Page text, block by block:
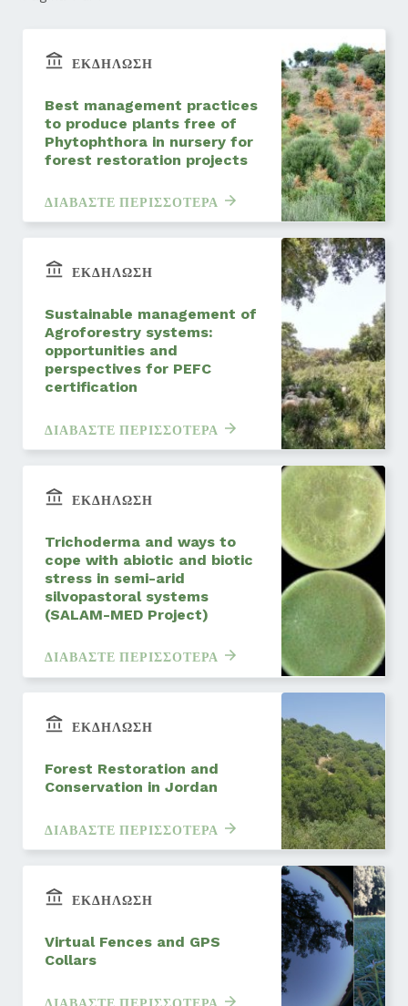
ΕΚΔΉΛΩΣΗ
Best management practices
to produce plants free of
Phytophthora in nursery for
forest restoration projects
ΔΙΑΒΆΣΤΕ ΠΕΡΙΣΣΌΤΕΡΑ
ΕΚΔΉΛΩΣΗ
Sustainable management of
Agroforestry systems:
opportunities and
perspectives for PEFC
certification
ΔΙΑΒΆΣΤΕ ΠΕΡΙΣΣΌΤΕΡΑ
ΕΚΔΉΛΩΣΗ
Trichoderma and ways to
cope with abiotic and biotic
stress in semi-arid
silvopastoral systems
(SALAM-MED Project)
ΔΙΑΒΆΣΤΕ ΠΕΡΙΣΣΌΤΕΡΑ
ΕΚΔΉΛΩΣΗ
Forest Restoration and
Conservation in Jordan
ΔΙΑΒΆΣΤΕ ΠΕΡΙΣΣΌΤΕΡΑ
ΕΚΔΉΛΩΣΗ
Virtual Fences and GPS
Collars